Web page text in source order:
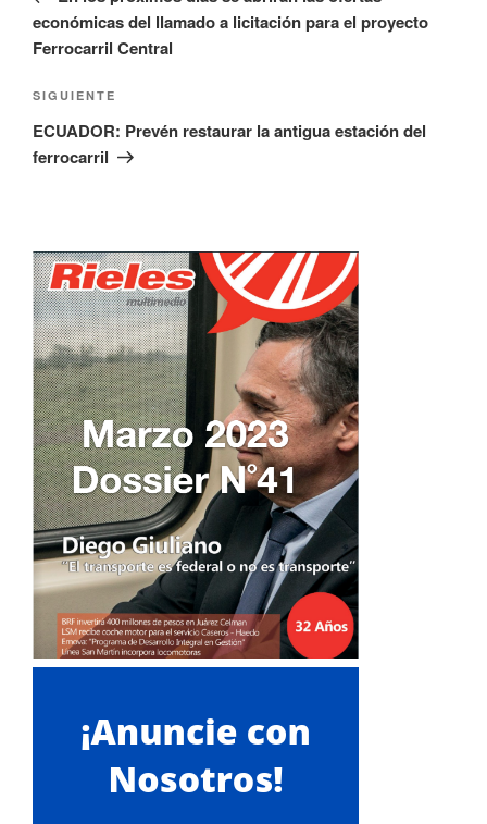
entradas
económicas del llamado a licitación para el proyecto
Ferrocarril Central
Siguiente
entrada
SIGUIENTE
ECUADOR: Prevén restaurar la antigua estación del
ferrocarril